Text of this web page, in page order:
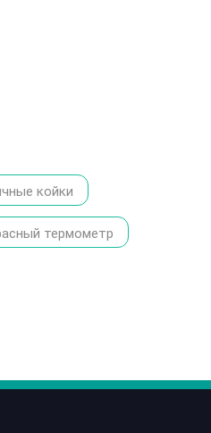
койки
термометр